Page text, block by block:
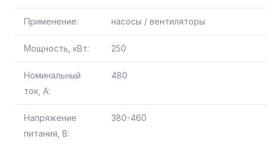
Применение: насосы / вентиляторы
Мощность, кВт: 250
Номинальный
ток, А:
480
Напряжение
питания, В:
380-460